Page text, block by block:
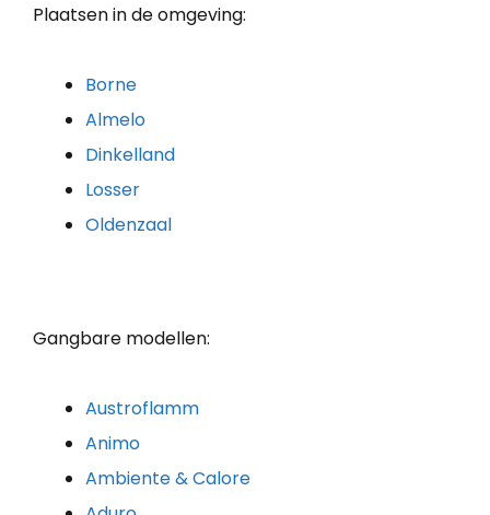
Plaatsen in de omgeving:
Borne
Almelo
Dinkelland
Losser
Oldenzaal
Gangbare modellen:
Austroflamm
Animo
Ambiente & Calore